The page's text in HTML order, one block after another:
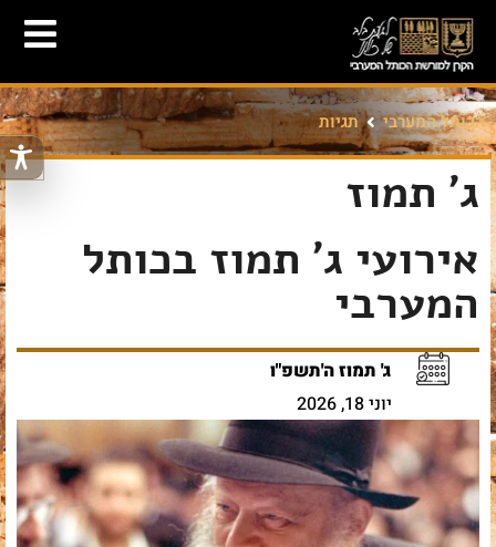
הכותל המערבי תגיות
ג' תמוז
אירועי ג' תמוז בכותל
המערבי
ג' תמוז ה'תשפ"ו
יוני 18, 2026